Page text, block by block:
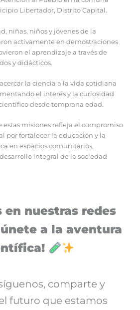
Libertador, Distrito Capital.
niñas, niños y jóvenes de la
activamente en demostraciones
el aprendizaje a través de
y didácticos.
la ciencia a la vida cotidiana
el interés y la curiosidad
desde temprana edad.
estas misiones refleja el compromiso
por fortalecer la educación y la
en espacios comunitarios,
integral de la sociedad
en nuestras redes
a la aventura
comparte y
futuro que estamos